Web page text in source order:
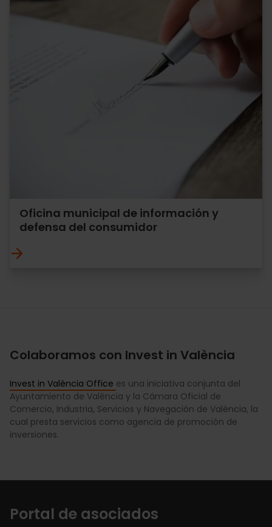
Oficina municipal de información y
defensa del consumidor
Colaboramos con Invest in València
Invest in València Office es una iniciativa conjunta del
Ayuntamiento de València y la Cámara Oficial de
Comercio, Industria, Servicios y Navegación de València, la
cual presta servicios como agencia de promoción de
inversiones.
Portal de asociados